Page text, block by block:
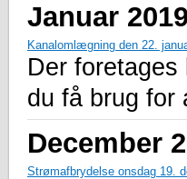
Januar 2019
Kanalomlægning den 22.
Der
du få brug for
December
Strømafbrydelse onsdag 19.